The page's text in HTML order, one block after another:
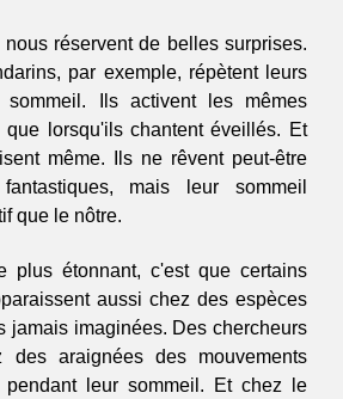
réservent de belles surprises.
par exemple, répètent leurs
Ils activent les mêmes
lorsqu'ils chantent éveillés. Et
même. Ils ne rêvent peut-être
mais leur sommeil
que le nôtre.
plus étonnant, c'est que certains
aussi chez des espèces
jamais imaginées. Des chercheurs
des araignées des mouvements
leur sommeil. Et chez le